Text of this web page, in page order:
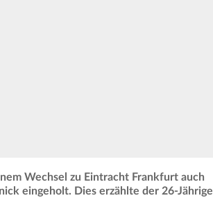
Wechsel zu Eintracht Frankfurt auch
eingeholt. Dies erzählte der 26-Jährige